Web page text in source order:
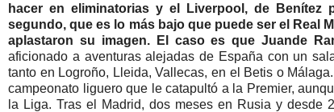
hacer en eliminatorias y el Liverpool, de Benítez
segundo, que es lo más bajo que puede ser el Real
aplastaron su imagen. El caso es que Juande
aficionado a aventuras alejadas de España con un
tanto en Logroño, Lleida, Vallecas, en el Betis o
campeonato liguero que le catapultó a la Premier,
la Liga. Tras el Madrid, dos meses en Rusia y desde